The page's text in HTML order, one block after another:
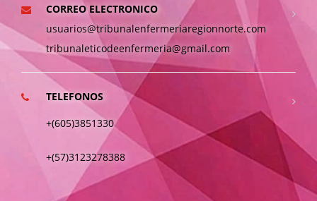
CORREO ELECTRONICO
usuarios@tribunalenfermeriaregionnorte.com
tribunaleticodeenfermeria@gmail.com
TELEFONOS
+(605)3851330
+(57)3123278388